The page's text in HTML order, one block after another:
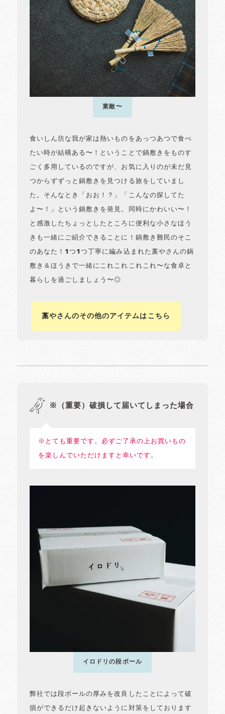
素敵〜
食いしん坊な我が家は熱いものをあっつあつで食べ
たい時が結構ある〜！ということで鍋敷きをものす
ごく多用しているのですが、お気に入りのが未だ見
つからずずっと鍋敷きを見つける旅をしていまし
た。そんなとき「おお！？」「こんなの探してた
よ〜！」という鍋敷きを発見。同時にかわいい〜！
と感激したちょっとしたところに便利な小さなほう
きも一緒にご紹介できることに！鍋敷き難民のそこ
のあなた！1つ1つ丁寧に編み込まれた藁やさんの鍋
敷き＆ほうきで一緒にこれこれこれこれ〜な食卓と
暮らしを過ごしましょう〜◎
藁やさんのその他のアイテムはこちら
※（重要）破損して届いてしまった場合
※とても重要です。必ずご了承の上お買いもの
を楽しんでいただけますと幸いです。
イロドリの段ボール
弊社では段ボールの厚みを改良したことによって破
損ができるだけ起きないように対策をしております